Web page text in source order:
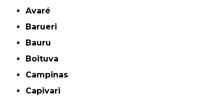
Avaré
Barueri
Bauru
Boituva
Campinas
Capivari